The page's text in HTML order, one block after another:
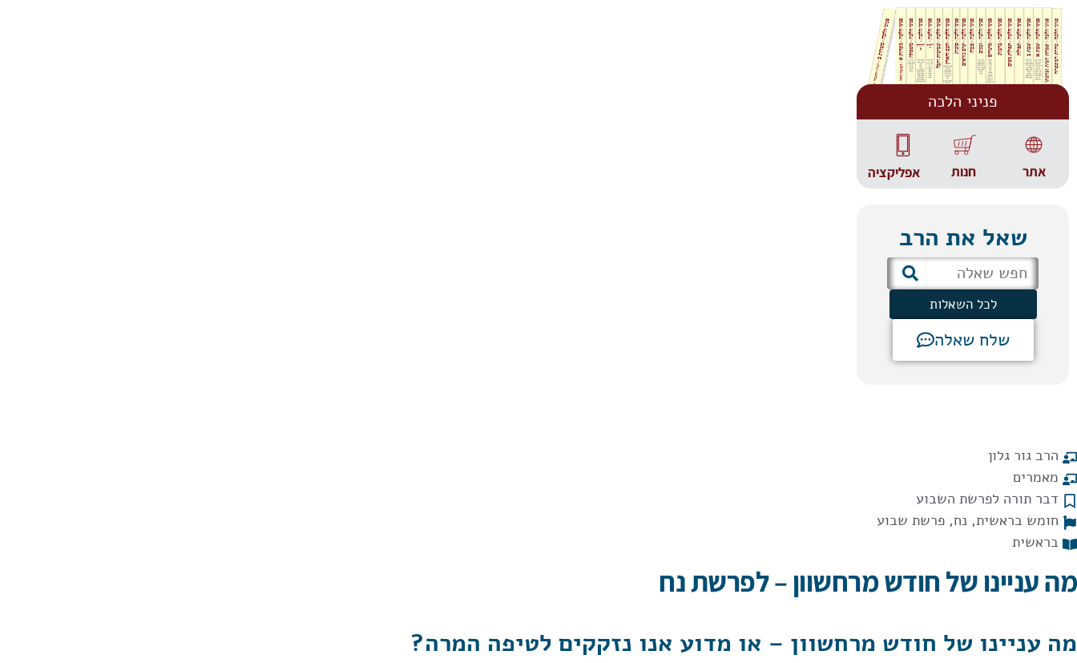
פניני הלכה
אתר חנות אפליקציה
שאל את הרב
לכל השאלות
שלח שאלה
הרב גור גלון
מאמרים
דבר תורה לפרשת השבוע
חומש בראשית, נח, פרשת שבוע
בראשית
מה עניינו של חודש מרחשוון – לפרשת נח
מה עניינו של חודש מרחשוון – או מדוע אנו נזקקים לטיפה המרה?